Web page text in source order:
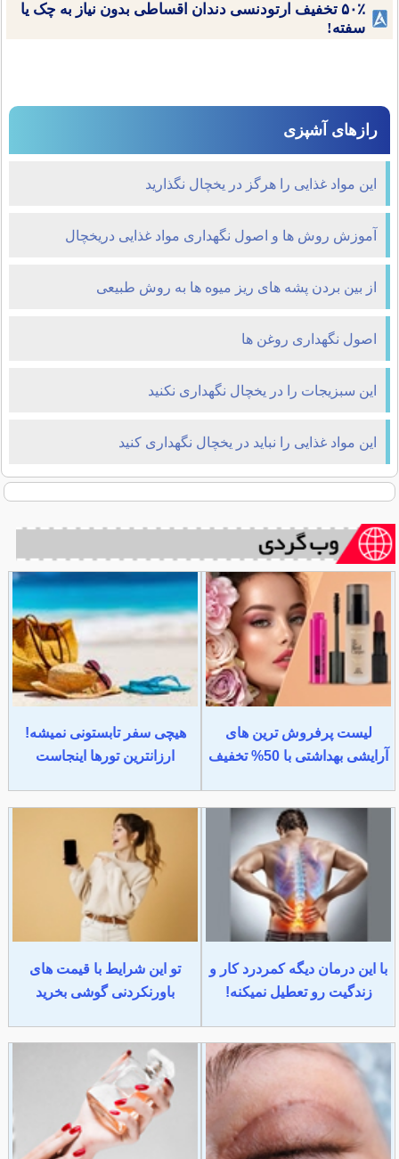
۵۰٪ تخفیف ارتودنسی دندان اقساطی بدون نیاز به چک یا
سفته!
رازهای آشپزی
این مواد غذایی را هرگز در یخچال نگذارید
آموزش روش ها و اصول نگهداری مواد غذایی دریخچال
از بین بردن پشه های ریز میوه ها به روش طبیعی
اصول نگهداری روغن ها
این سبزیجات را در یخچال نگهداری نکنید
این مواد غذایی را نباید در یخچال نگهداری کنید
لیست پرفروش ترین های
آرایشی بهداشتی با 50% تخفیف
هیچی سفر تابستونی نمیشه!
ارزانترین تورها اینجاست
با این درمان دیگه کمردرد کار و
زندگیت رو تعطیل نمیکنه!
تو این شرایط با قیمت های
باورنکردنی گوشی بخرید